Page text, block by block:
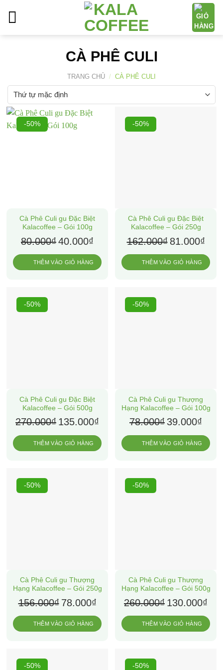
CÀ PHÊ CULI
TRANG CHỦ / CÀ PHÊ CULI
-50%
Cà Phê Culi gu Đặc Biệt
Kalacoffee – Gói 100g
80.000₫ Giá
là:
80.000₫.
40.000₫
tại
là:
THÊM VÀO GIỎ HÀNG
-50%
Cà Phê Culi gu Đặc Biệt
Kalacoffee – Gói 250g
162.000₫ Giá
là:
162.000₫.
81.000₫Giá
tại
là:
THÊM VÀO GIỎ HÀNG
-50%
Cà Phê Culi gu Đặc Biệt
Kalacoffee – Gói 500g
270.000₫ Giá
là:
270.000₫.
135.000₫
tại
là:
THÊM VÀO GIỎ HÀNG
-50%
Cà Phê Culi gu Thượng
Hạng Kalacoffee – Gói 100g
78.000₫ Giá
là:
78.000₫.
39.000₫
tại
là:
THÊM VÀO GIỎ HÀNG
-50%
Cà Phê Culi gu Thượng
Hạng Kalacoffee – Gói 250g
156.000₫ Giá
là:
156.000₫.
78.000₫Giá
tại
là:
THÊM VÀO GIỎ HÀNG
-50%
Cà Phê Culi gu Thượng
Hạng Kalacoffee – Gói 500g
260.000₫ Giá
là:
260.000₫.
130.000₫
tại
là:
THÊM VÀO GIỎ HÀNG
-50% -50%